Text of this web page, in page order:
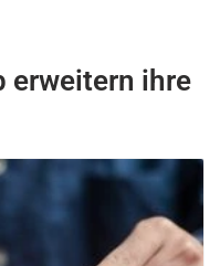
erweitern ihre